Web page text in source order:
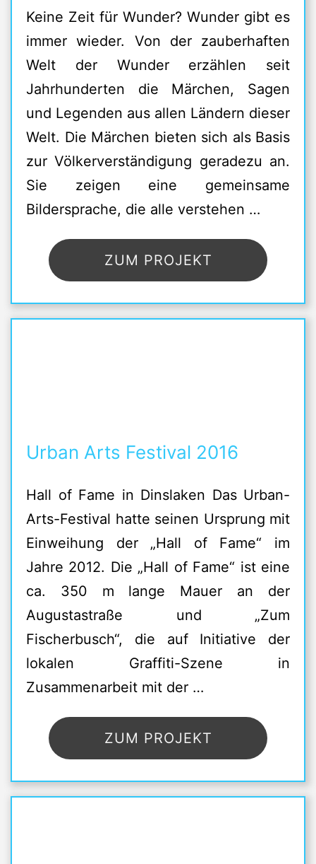
Keine Zeit für Wunder? Wunder gibt es
immer wieder. Von der zauberhaften
Welt der Wunder erzählen seit
Jahrhunderten die Märchen, Sagen
und Legenden aus allen Ländern dieser
Welt. Die Märchen bieten sich als Basis
zur Völkerverständigung geradezu an.
Sie zeigen eine gemeinsame
Bildersprache, die alle verstehen …
ZUM PROJEKT
Urban Arts Festival 2016
Hall of Fame in Dinslaken Das Urban-
Arts-Festival hatte seinen Ursprung mit
Einweihung der „Hall of Fame“ im
Jahre 2012. Die „Hall of Fame“ ist eine
ca. 350 m lange Mauer an der
Augustastraße und „Zum
Fischerbusch“, die auf Initiative der
lokalen Graffiti-Szene in
Zusammenarbeit mit der …
ZUM PROJEKT